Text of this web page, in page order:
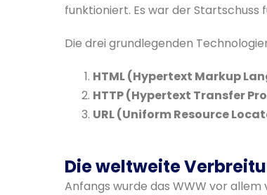
funktioniert. Es war der Startschuss
Die drei grundlegenden
HTML (Hypertext Markup
HTTP (Hypertext Transfer
URL (Uniform Resource
Die weltweite
Anfangs wurde das WWW vor